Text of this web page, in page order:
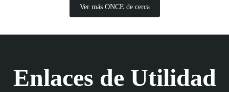
Ver más ONCE de cerca
Enlaces de Utilidad